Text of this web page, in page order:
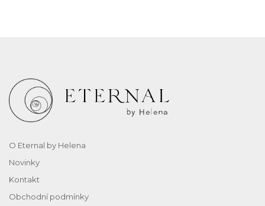
O Eternal by Helena
Novinky
Kontakt
Obchodní podmínky